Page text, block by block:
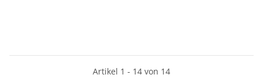
Artikel 1 - 14 von 14